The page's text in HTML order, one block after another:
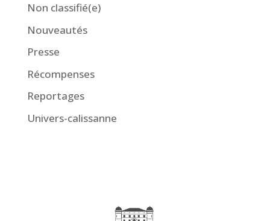
Non classifié(e)
Nouveautés
Presse
Récompenses
Reportages
Univers-calissanne